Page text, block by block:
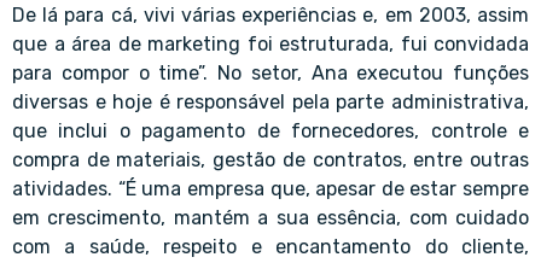
De lá para cá, vivi várias experiências e, em 2003, assim
que a área de marketing foi estruturada, fui convidada
para compor o time”. No setor, Ana executou funções
diversas e hoje é responsável pela parte administrativa,
que inclui o pagamento de fornecedores, controle e
compra de materiais, gestão de contratos, entre outras
atividades. “É uma empresa que, apesar de estar sempre
em crescimento, mantém a sua essência, com cuidado
com a saúde, respeito e encantamento do cliente,